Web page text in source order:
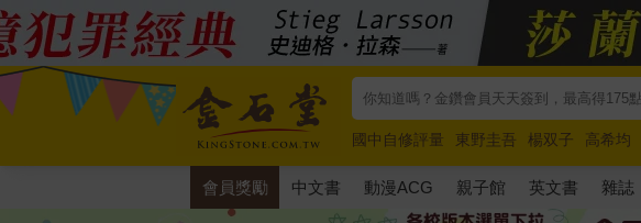
國中自修評量 東野圭吾 楊双子 高希均
唯紅花綻放
奧德賽 路邊攤新作 馬斯克
會員獎勵 中文書 動漫ACG 親子館 英文書 雜誌